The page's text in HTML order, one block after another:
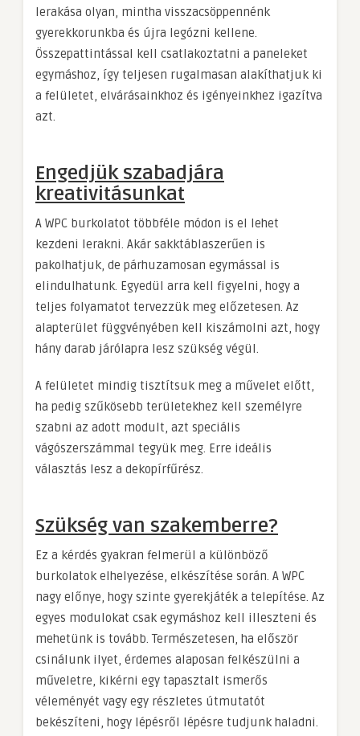
lerakása olyan, mintha visszacsöppennénk
gyerekkorunkba és újra legózni kellene.
Összepattintással kell csatlakoztatni a paneleket
egymáshoz, így teljesen rugalmasan alakíthatjuk ki
a felületet, elvárásainkhoz és igényeinkhez igazítva
azt.
Engedjük szabadjára
kreativitásunkat
A WPC burkolatot többféle módon is el lehet
kezdeni lerakni. Akár sakktáblaszerűen is
pakolhatjuk, de párhuzamosan egymással is
elindulhatunk. Egyedül arra kell figyelni, hogy a
teljes folyamatot tervezzük meg előzetesen. Az
alapterület függvényében kell kiszámolni azt, hogy
hány darab járólapra lesz szükség végül.
A felületet mindig tisztítsuk meg a művelet előtt,
ha pedig szűkösebb területekhez kell személyre
szabni az adott modult, azt speciális
vágószerszámmal tegyük meg. Erre ideális
választás lesz a dekopírfűrész.
Szükség van szakemberre?
Ez a kérdés gyakran felmerül a különböző
burkolatok elhelyezése, elkészítése során. A WPC
nagy előnye, hogy szinte gyerekjáték a telepítése. Az
egyes modulokat csak egymáshoz kell illeszteni és
mehetünk is tovább. Természetesen, ha először
csinálunk ilyet, érdemes alaposan felkészülni a
műveletre, kikérni egy tapasztalt ismerős
véleményét vagy egy részletes útmutatót
bekészíteni, hogy lépésről lépésre tudjunk haladni.